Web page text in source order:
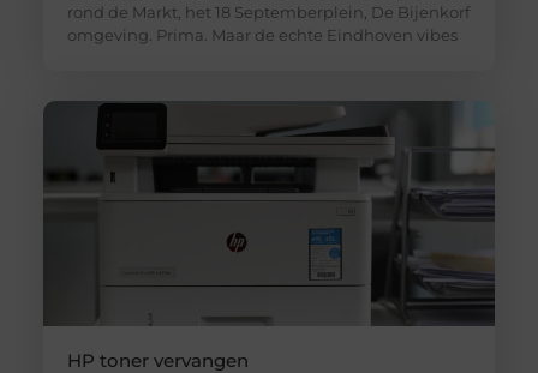
rond de Markt, het 18 Septemberplein, De Bijenkorf
omgeving. Prima. Maar de echte Eindhoven vibes
HP toner vervangen